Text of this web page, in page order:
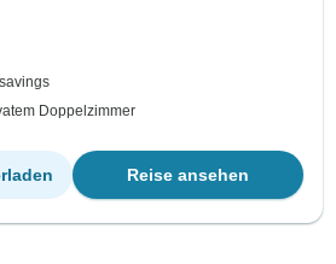
Doppelzimmer
Reise ansehen